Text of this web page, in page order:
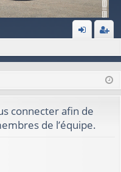
pti
connecter afin de
de l’équipe.